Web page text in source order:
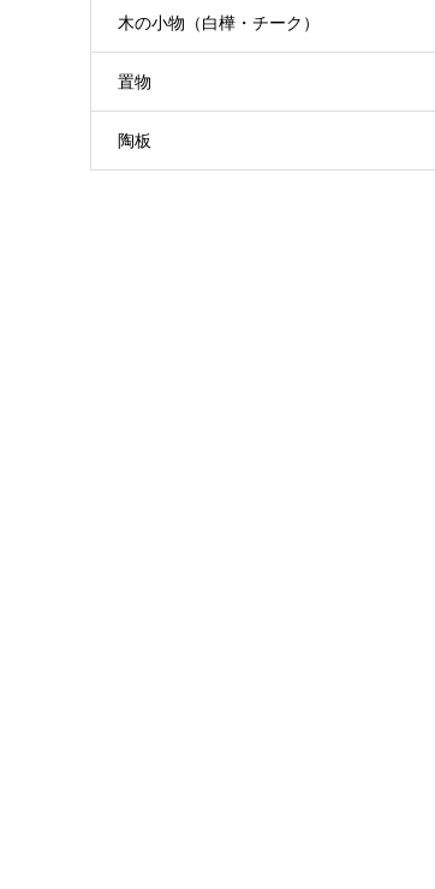
木の小物（白樺・チーク）
置物
陶板